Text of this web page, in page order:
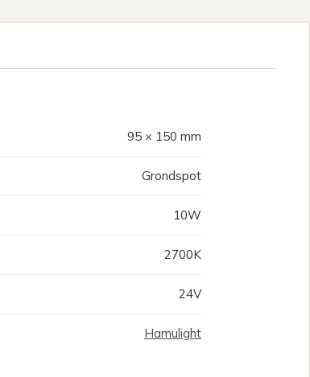
95 × 150 mm
Grondspot
10W
2700K
24V
Hamulight